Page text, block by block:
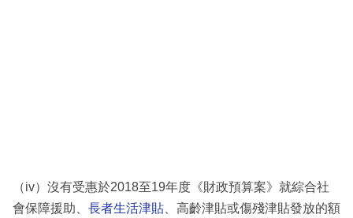
（iv）沒有受惠於2018至19年度《財政預算案》就綜合社
會保障援助、 長者生活津貼 、高齡津貼或傷殘津貼發放的額